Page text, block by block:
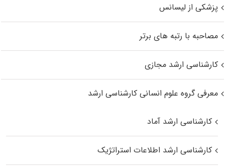
پزشکی از لیسانس
مصاحبه با رتبه های برتر
کارشناسی ارشد مجازی
معرفی گروه علوم انسانی کارشناسی ارشد
کارشناسی ارشد آماد
کارشناسی ارشد اطلاعات استراتژیک